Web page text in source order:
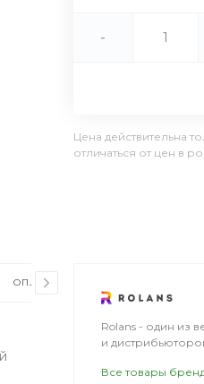
-
Цена действительна
отличаться от цен в
ОПЛАТА
Rolans - один из
и
Все товары